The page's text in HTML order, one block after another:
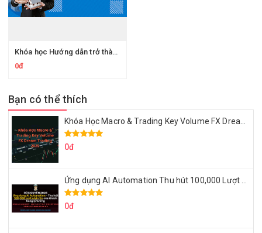
Khóa học Hướng dẫn trở thành chuyên gia trong Bất động sản – Bảo hiểm – Tài chính
0đ
Bạn có thể thích
0đ
0đ